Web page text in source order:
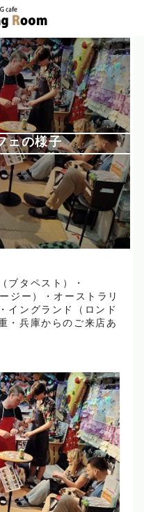
ェの様子
ブタペスト）・
ジー）・オーストラリ
イングランド（ロンド
・兵庫からのご来店あ